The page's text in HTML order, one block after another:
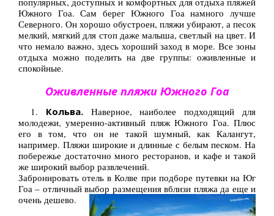
Южного Гоа. Сам берег Южного Гоа намного лучше
Северного. Он хорошо обустроен, пляжи убирают, а песок
мелкий, мягкий для стоп даже малыша, светлый на цвет. И
что немало важно, здесь хороший заход в море. Все зоны
отдыха можно поделить на две группы: оживленные и
спокойные.
Оживленные пляжи Южного Гоа
1. Кольва.Наверное, наиболее подходящий для
молодежи, умеренно-активный пляж Южного Гоа. Плюс
его в том, что он не такой шумный, как Калангут,
например. Пляжи широкие и длинные с белым песком. На
побережье достаточно много ресторанов, и кафе и такой
же широкий выбор развлечений.
Забронировать отель в Колве при подборе путевки на Юг
Гоа – отличный выбор размещения вблизи пляжа да еще и
очень дешево.